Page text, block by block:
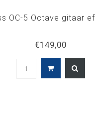
OC-5 Octave gitaar
€149,00